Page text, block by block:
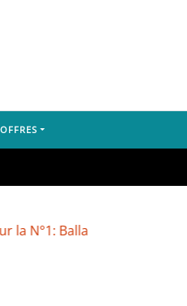
Moussa Konaté